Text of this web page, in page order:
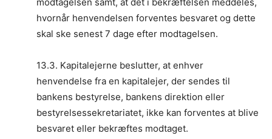
hvornår henvendelsen forventes besvaret og dette
skal ske senest 7 dage efter modtagelsen.
13.3. Kapitalejerne beslutter, at enhver
henvendelse fra en kapitalejer, der sendes til
bankens bestyrelse, bankens direktion eller
bestyrelsessekretariatet, ikke kan forventes at blive
besvaret eller bekræftes modtaget.